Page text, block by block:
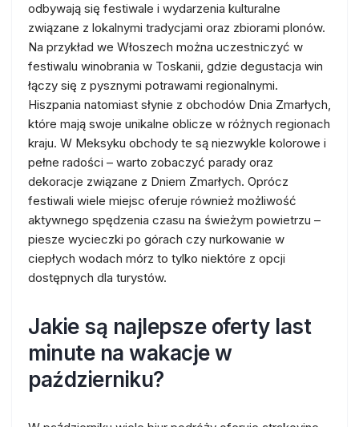
odbywają się festiwale i wydarzenia kulturalne
związane z lokalnymi tradycjami oraz zbiorami plonów.
Na przykład we Włoszech można uczestniczyć w
festiwalu winobrania w Toskanii, gdzie degustacja win
łączy się z pysznymi potrawami regionalnymi.
Hiszpania natomiast słynie z obchodów Dnia Zmarłych,
które mają swoje unikalne oblicze w różnych regionach
kraju. W Meksyku obchody te są niezwykle kolorowe i
pełne radości – warto zobaczyć parady oraz
dekoracje związane z Dniem Zmarłych. Oprócz
festiwali wiele miejsc oferuje również możliwość
aktywnego spędzenia czasu na świeżym powietrzu –
piesze wycieczki po górach czy nurkowanie w
ciepłych wodach mórz to tylko niektóre z opcji
dostępnych dla turystów.
Jakie są najlepsze oferty last
minute na wakacje w
październiku?